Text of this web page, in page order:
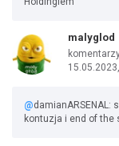
malyglod
@damianARSENAL:
kontuzja i end of the